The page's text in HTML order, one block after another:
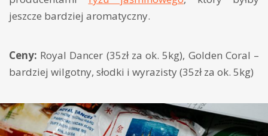
jeszcze bardziej aromatyczny.
Ceny: Royal Dancer (35zł za ok. 5kg), Golden Coral –
bardziej wilgotny, słodki i wyrazisty (35zł za ok. 5kg)